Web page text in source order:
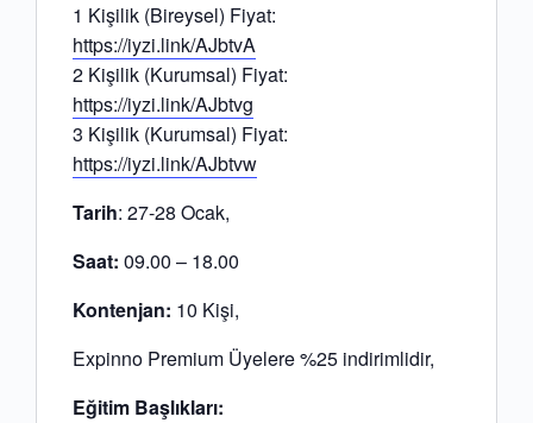
1 Kişilik (Bireysel) Fiyat:
https://iyzi.link/AJbtvA
2 Kişilik (Kurumsal) Fiyat:
https://iyzi.link/AJbtvg
3 Kişilik (Kurumsal) Fiyat:
https://iyzi.link/AJbtvw
Tarih: 27-28 Ocak,
Saat: 09.00 – 18.00
Kontenjan: 10 Kişi,
Expinno Premium Üyelere %25 indirimlidir,
Eğitim Başlıkları: